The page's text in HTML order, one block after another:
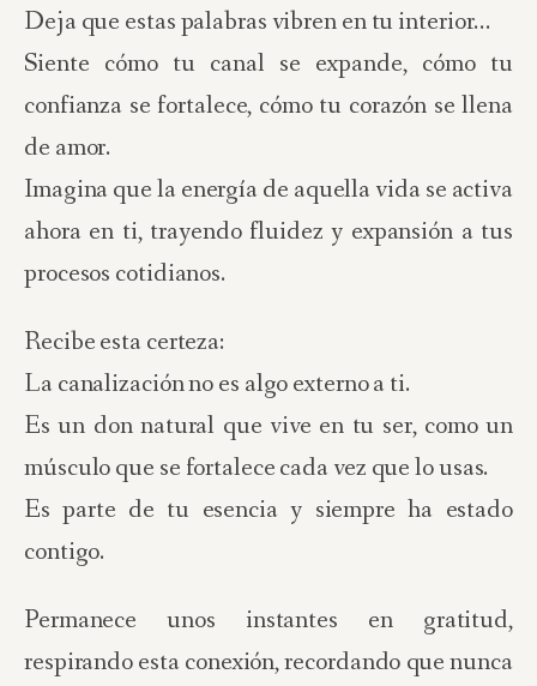
Deja que estas palabras vibren en tu interior…
Siente cómo tu canal se expande, cómo tu
confianza se fortalece, cómo tu corazón se llena
de amor.
Imagina que la energía de aquella vida se activa
ahora en ti, trayendo fluidez y expansión a tus
procesos cotidianos.
Recibe esta certeza:
La canalización no es algo externo a ti.
Es un don natural que vive en tu ser, como un
músculo que se fortalece cada vez que lo usas.
Es parte de tu esencia y siempre ha estado
contigo.
Permanece unos instantes en gratitud,
respirando esta conexión, recordando que nunca